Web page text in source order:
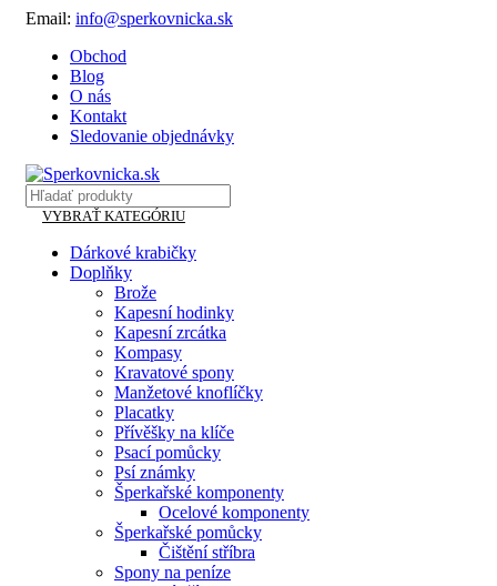
Email: info@sperkovnicka.sk
Obchod
Blog
O nás
Kontakt
Sledovanie objednávky
VYBRAŤ KATEGÓRIU
Dárkové krabičky
Doplňky
Brože
Kapesní hodinky
Kapesní zrcátka
Kompasy
Kravatové spony
Manžetové knoflíčky
Placatky
Přívěšky na klíče
Psací pomůcky
Psí známky
Šperkařské komponenty
Ocelové komponenty
Šperkařské pomůcky
Čištění stříbra
Spony na peníze